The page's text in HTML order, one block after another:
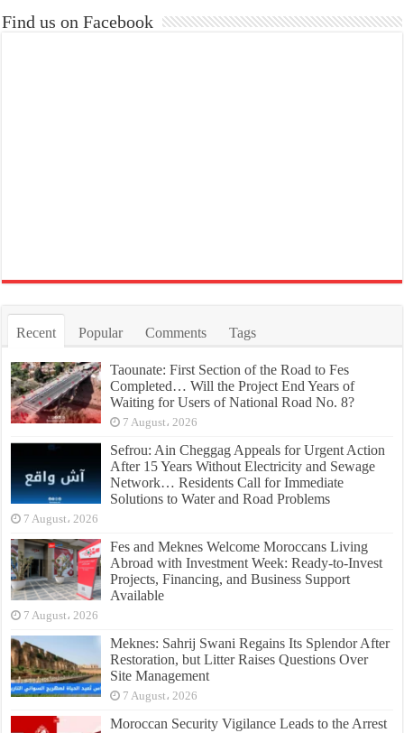
Find us on Facebook
Recent Popular Comments Tags
Taounate: First Section of the Road to Fes
Completed… Will the Project End Years of
Waiting for Users of National Road No. 8?
7 August، 2026
Sefrou: Ain Cheggag Appeals for Urgent Action
After 15 Years Without Electricity and Sewage
Network… Residents Call for Immediate
Solutions to Water and Road Problems
7 August، 2026
Fes and Meknes Welcome Moroccans Living
Abroad with Investment Week: Ready-to-Invest
Projects, Financing, and Business Support
Available
7 August، 2026
Meknes: Sahrij Swani Regains Its Splendor After
Restoration, but Litter Raises Questions Over
Site Management
7 August، 2026
Moroccan Security Vigilance Leads to the Arrest